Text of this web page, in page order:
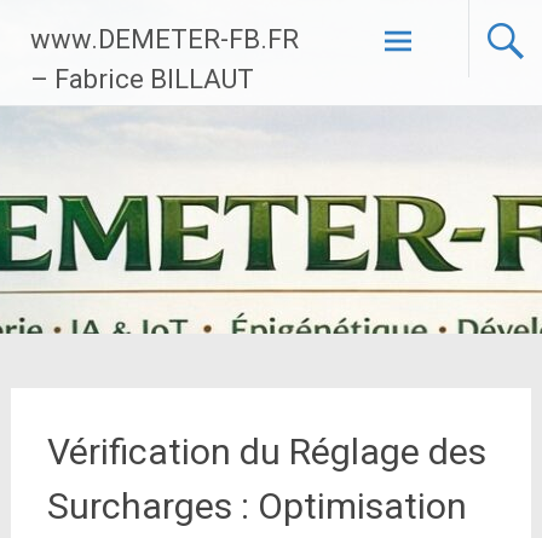
contenu
principal
www.DEMETER-FB.FR
– Fabrice BILLAUT
Vérification du Réglage des
Surcharges : Optimisation